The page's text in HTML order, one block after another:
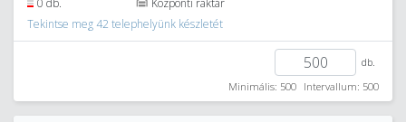
0 db.
Központi raktár
Tekintse meg 42 telephelyünk készletét
db.
Minimális: 500 Intervallum: 500